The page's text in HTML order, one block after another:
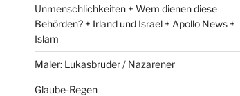
Unmenschlichkeiten + Wem dienen diese
Behörden? + Irland und Israel + Apollo News +
Islam
Maler: Lukasbruder / Nazarener
Glaube-Regen